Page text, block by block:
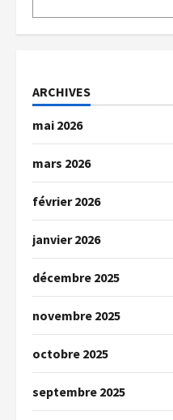
ARCHIVES
mai 2026
mars 2026
février 2026
janvier 2026
décembre 2025
novembre 2025
octobre 2025
septembre 2025